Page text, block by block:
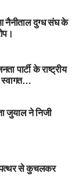
नैनीताल दुग्ध संघ के
पार्टी के राष्ट्रीय
स्वागत…
जुयाल ने निजी
पत्थर से कुचलकर